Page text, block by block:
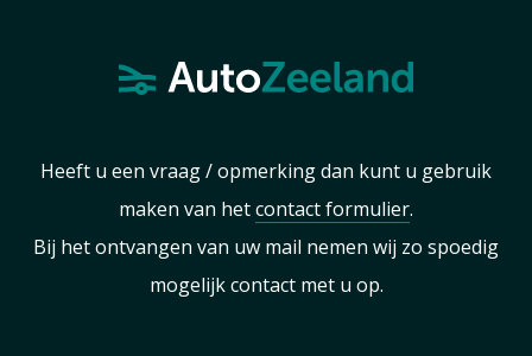
Heeft u een vraag / opmerking dan kunt u gebruik
maken van hetcontact formulier.
Bij het ontvangen van uw mail nemen wij zo spoedig
mogelijk contact met u op.